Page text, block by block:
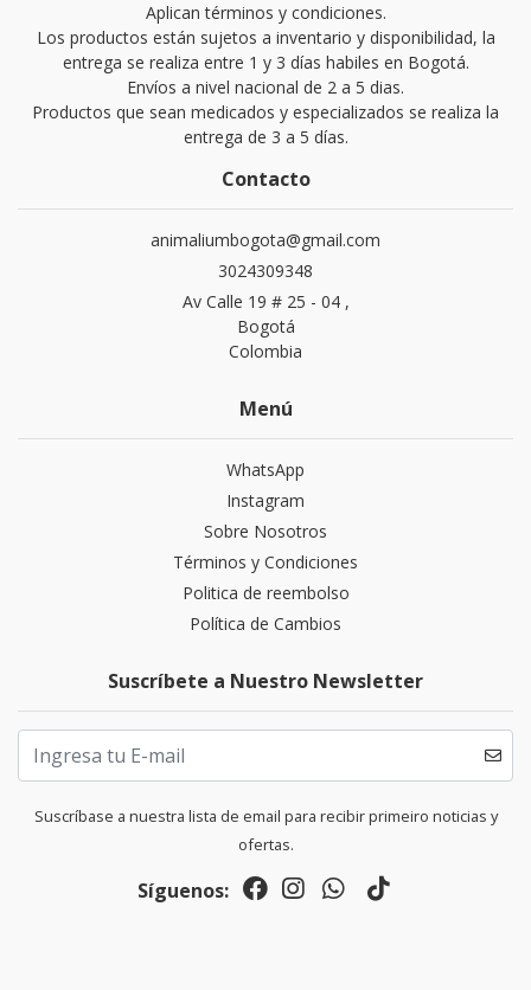
Aplican términos y condiciones.
Los productos están sujetos a inventario y disponibilidad, la
entrega se realiza entre 1 y 3 días habiles en Bogotá.
Envíos a nivel nacional de 2 a 5 dias.
Productos que sean medicados y especializados se realiza la
entrega de 3 a 5 días.
Contacto
animaliumbogota@gmail.com
3024309348
Av Calle 19 # 25 - 04 ,
Bogotá
Colombia
Menú
WhatsApp
Instagram
Sobre Nosotros
Términos y Condiciones
Politica de reembolso
Política de Cambios
Suscríbete a Nuestro Newsletter
Suscríbase a nuestra lista de email para recibir primeiro noticias y
ofertas.
Síguenos: